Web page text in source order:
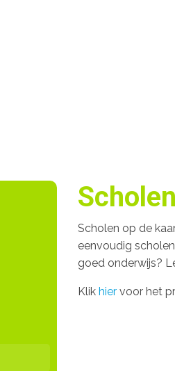
Scholen op de
eenvoudig
goed onderwijs?
Klik hier voor het